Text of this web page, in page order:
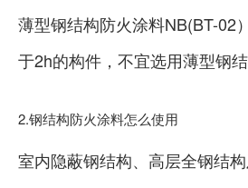
薄型钢结构防火涂料NB(BT-02
于2h的构件，不宜选用薄型钢结
2.钢结构防火涂料怎么使用
室内隐蔽钢结构、高层全钢结